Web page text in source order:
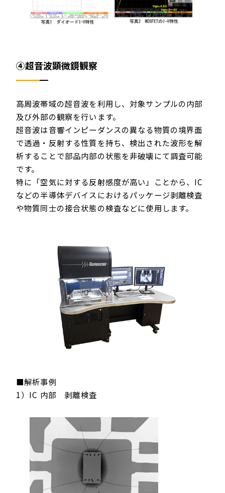
④超音波顕微鏡観察
高周波帯域の超音波を利用し、対象サンプルの内部
及び外部の観察を行います。
超音波は音響インピーダンスの異なる物質の境界面
で透過・反射する性質を持ち、検出された波形を解
析することで部品内部の状態を非破壊にて調査可能
です。
特に「空気に対する反射感度が高い」ことから、IC
などの半導体デバイスにおけるパッケージ剥離検査
や物質同士の接合状態の検査などに使用します。
■解析事例
1）IC 内部 剥離検査